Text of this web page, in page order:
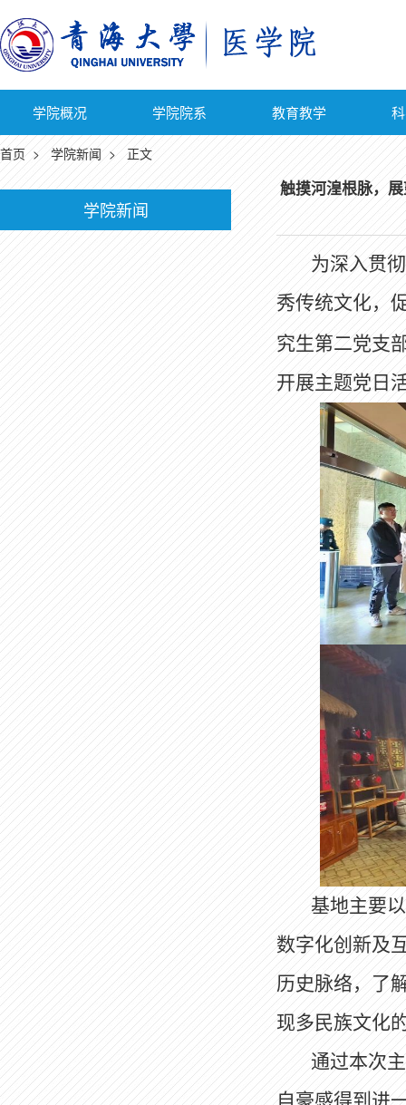
学院概况 学院院系 教育教学
首页 > 学院新闻 > 正文
学院新闻
触摸河湟根脉，
为深入贯
秀传统文化，
究生第二党支
开展主题党日
基地主要
数字化创新及
历史脉络，了
现多民族文化
通过本次
自豪感得到进